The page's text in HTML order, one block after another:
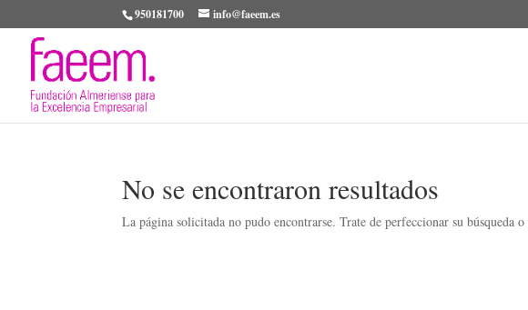
950181700 info@faeem.es
No se encontraron resultados
La página solicitada no pudo encontrarse. Trate de perfeccionar su búsqueda